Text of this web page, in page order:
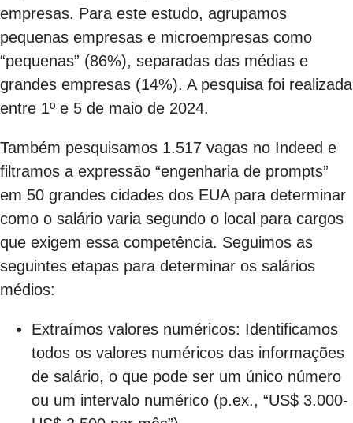
empresas. Para este estudo, agrupamos
pequenas empresas e microempresas como
“pequenas” (86%), separadas das médias e
grandes empresas (14%). A pesquisa foi realizada
entre 1º e 5 de maio de 2024.
Também pesquisamos 1.517 vagas no Indeed e
filtramos a expressão “engenharia de prompts”
em 50 grandes cidades dos EUA para determinar
como o salário varia segundo o local para cargos
que exigem essa competência. Seguimos as
seguintes etapas para determinar os salários
médios:
Extraímos valores numéricos: Identificamos
todos os valores numéricos das informações
de salário, o que pode ser um único número
ou um intervalo numérico (p.ex., “US$ 3.000-